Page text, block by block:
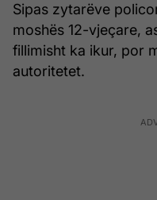
Sipas zytarëve
moshës 12-vjeçare,
fillimisht ka ikur, por
autoritetet.